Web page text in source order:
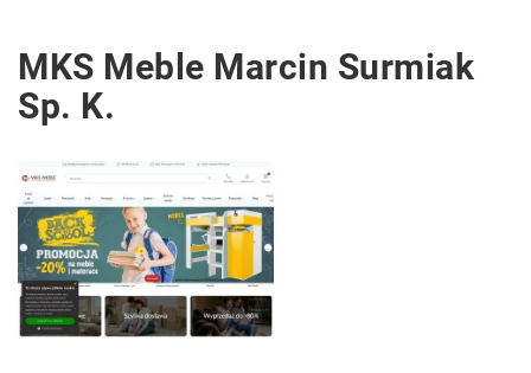
MKS Meble Marcin Surmiak
Sp. K.